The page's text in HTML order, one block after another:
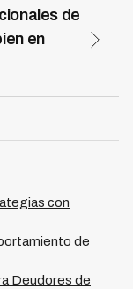
mientras se
Las soluciones
logran reducir
iniciales y
de
en
culturales
en 7
adaptan a
efectividad
regional,
es lo que
del 73% y
con
de
Deudores de